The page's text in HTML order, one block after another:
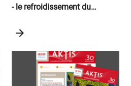
- le refroidissement du